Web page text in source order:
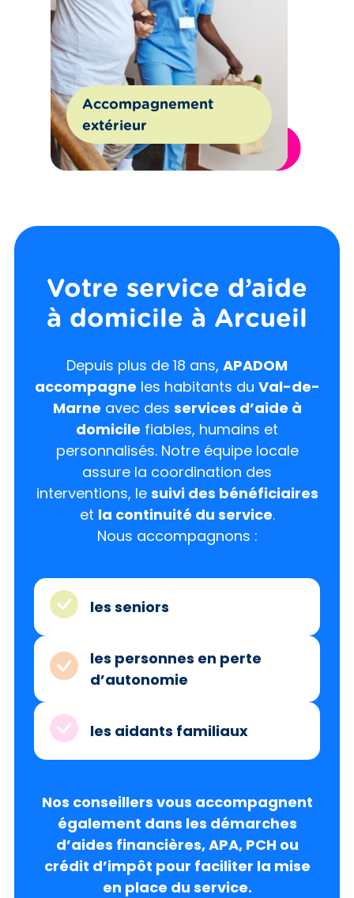
Découvrir toutes nos aides
Accompagnement
extérieur
Votre service d’aide
à domicile à Arcueil
Depuis plus de 18 ans, APADOM
accompagne les habitants du Val-de-
Marne avec des services d’aide à
domicile fiables, humains et
personnalisés. Notre équipe locale
assure la coordination des
interventions, le suivi des bénéficiaires
et la continuité du service.
Nous accompagnons :
les seniors
les personnes en perte
d’autonomie
les aidants familiaux
Nos conseillers vous accompagnent
également dans les démarches
d’aides financières, APA, PCH ou
crédit d’impôt pour faciliter la mise
en place du service.